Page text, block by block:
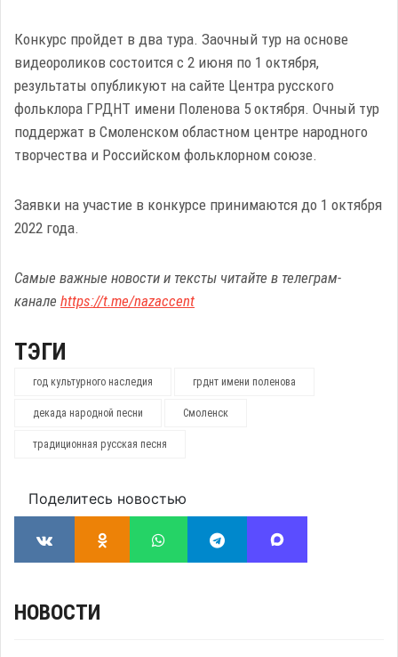
Конкурс пройдет в два тура. Заочный тур на основе
видеороликов состоится с 2 июня по 1 октября,
результаты опубликуют на сайте Центра русского
фольклора ГРДНТ имени Поленова 5 октября. Очный тур
поддержат в Смоленском областном центре народного
творчества и Российском фольклорном союзе.
Заявки на участие в конкурсе принимаются до 1 октября
2022 года.
Самые важные новости и тексты читайте в телеграм-
канале https://t.me/nazaccent
ТЭГИ
год культурного наследия грднт имени поленова
декада народной песни Смоленск
традиционная русская песня
Поделитесь новостью
НОВОСТИ